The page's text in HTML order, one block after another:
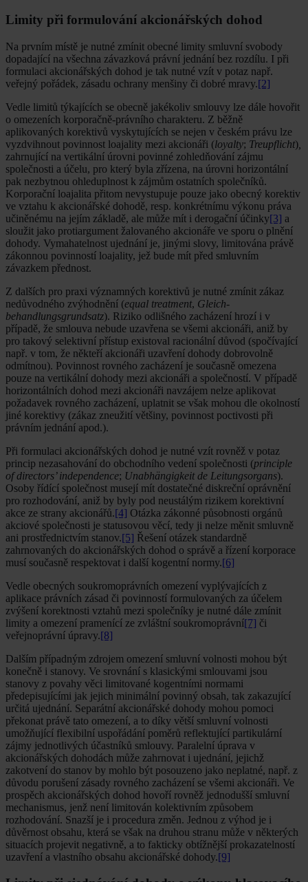
Limity při formulování akcionářských dohod
Na prvním místě je nutné zmínit obecné limity smluvní svobody
dopadající na všechna závazková právní jednání bez rozdílu. I při
formulaci akcionářských dohod je tak nutné vzít v potaz např.
veřejný pořádek, zásadu ochrany menšiny či dobré mravy.[2]
Vedle limitů týkajících se obecně jakékoliv smlouvy lze dále hovořit
o omezeních korporačně-právního charakteru. Z běžně
aplikovaných korektivů vyskytujících se nejen v českém právu lze
vyzdvihnout povinnost loajality mezi akcionáři (loyalty; Treupflicht)
zahrnující na vertikální úrovni povinné zohledňování zájmu
společnosti a účelu, pro který byla zřízena, na úrovni horizontální
pak nezbytnou ohleduplnost k zájmům ostatních společníků.
Korporační loajalita přitom nevystupuje pouze jako obecný korektiv
ve vztahu k akcionářské dohodě, resp. konkrétnímu výkonu práva
učiněnému na jejím základě, ale může mít i derogační účinky[3] a
sloužit jako protiargument žalovaného akcionáře ve sporu o plnění
dohody. Vymahatelnost ujednání je, jinými slovy, limitována právě
zákonnou povinností loajality, jež bude mít před smluvním
závazkem přednost.
Z dalších pro praxi významných korektivů je nutné zmínit zákaz
nedůvodného zvýhodnění (equal treatment, Gleich­
behandlungsgrundsatz). Riziko odlišného zacházení hrozí i v
případě, že smlouva nebude uzavřena se všemi akcionáři, aniž by
pro takový selektivní přístup existoval racionální důvod (spočívající
např. v tom, že někteří akcio­náři uzavření dohody dobrovolně
odmítnou). Povinnost rovného zacházení je současně omezena
pouze na vertikální dohody mezi akcionáři a společností. V případě
horizontálních dohod mezi akcionáři navzájem nelze aplikovat
požadavek rovného zacházení, uplatnit se však mohou dle okolností
jiné korektivy (zákaz zneužití většiny, povinnost poctivosti při
právním jednání apod.).
Při formulaci akcionářských dohod je nutné vzít rovněž v potaz
princip nezasahování do obchodního vedení společnosti (principle
of directors’ independence; Unabhängigkeit de Leitungsorgans).
Osoby řídící společnost musejí mít dostatečné diskreční oprávnění
pro rozhodování, aniž by byly pod neustálým rizikem korektivní
akce ze strany akcionářů.[4] Otázka zákonné působnosti orgánů
akciové společnosti je statusovou věcí, tedy ji nelze měnit smluvně
ani prostřednictvím stanov.[5] Řešení otázek standardně
zahrnovaných do akcionářských dohod o správě a řízení korporace
musí současně respektovat i další kogentní normy.[6]
Vedle obecných soukromoprávních omezení vyplývajících z
aplikace právních zásad či povinností formulovaných za účelem
zvýšení korektnosti vztahů mezi společníky je nutné dále zmínit
limity a omezení pramenící ze zvláštní soukromoprávní[7] či
veřejnoprávní úpravy.[8]
Dalším případným zdrojem omezení smluvní volnosti mohou být
konečně i stanovy. Ve srovnání s klasickými smlouvami jsou
stanovy z povahy věci limitované kogentními normami
předepisujícími jak jejich minimální povinný obsah, tak zakazující
určitá ujednání. Separátní akcionářské dohody mohou pomoci
překonat právě tato omezení, a to díky větší smluvní volnosti
umožňující flexibilní uspořádání poměrů reflektující partikulární
zájmy jednotlivých účastníků smlouvy. Paralelní úprava v
akcionářských dohodách může zahrnovat i ujednání, jejichž
zakotvení do stanov by mohlo být posouzeno jako neplatné, např. z
důvodu porušení zásady rovného zacházení se všemi akcionáři. Ve
prospěch akcionářských dohod hovoří rovněž jednodušší smluvní
mechanismus, jenž není limitován kolektivním způsobem
rozhodování. Snazší je i procedura změn. Jednou z výhod je i
důvěrnost obsahu, která se však na druhou stranu může v některých
situacích projevit negativně, a to fakticky obtížnější prokazatelností
uzavření a vlastního obsahu akcionářské dohody.[9]